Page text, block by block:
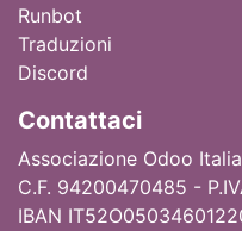
Runbot
Traduzioni
Discord
Contattaci
Associazione Odoo Italia
C.F. 94200470485 -
IBAN